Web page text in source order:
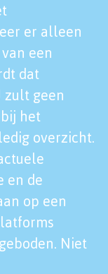
er alleen
een
dat
zult geen
het
overzicht.
en de
op een
Niet